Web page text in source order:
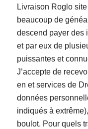
Livraison Roglo
beaucoup de
descend payer des
et par eux de
puissantes et
J’accepte de
en et services de
données
indiqués à
boulot. Pour quels